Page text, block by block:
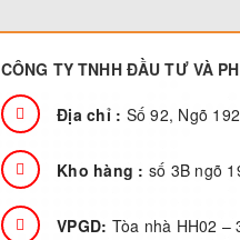
CÔNG TY TNHH ĐẦU TƯ VÀ
Địa chỉ : Số 92, Ngõ
Kho hàng : số 3B ngõ
VPGD: Tòa nhà HH02